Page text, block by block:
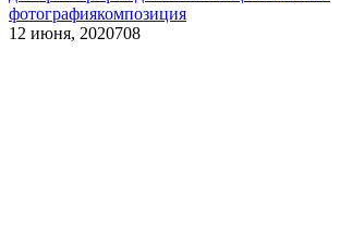
фотографиякомпозиция
12 июня, 2020708